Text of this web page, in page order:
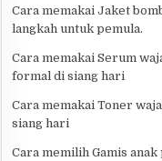
Cara memakai Jaket
langkah untuk pemula.
Cara memakai Serum
formal di siang hari
Cara memakai Toner
siang hari
Cara memilih Gamis